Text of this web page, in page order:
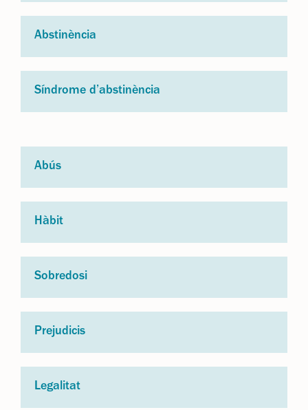
Abstinència
Síndrome d’abstinència
Abús
Hàbit
Sobredosi
Prejudicis
Legalitat